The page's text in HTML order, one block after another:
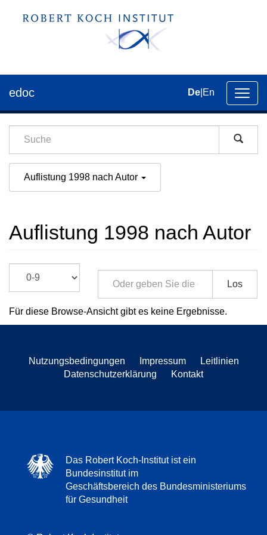
der
edoc De En
Auflistung 1998 nach Autor
Auflistung 1998 nach Autor
Los
Für diese Browse-Ansicht gibt es keine Ergebnisse.
Nutzungsbedingungen Impressum
Leitlinien
Datenschutzerklärung
Kontakt
Das Robert Koch-Institut ist ein
Bundesinstitut im
Geschäftsbereich des Bundesministeriums
für Gesundheit